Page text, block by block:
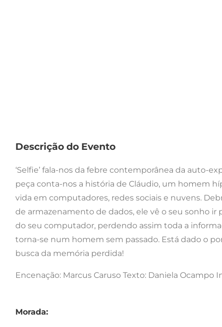
Descrição do Evento
‘Selfie’ fala-nos da febre contemporânea da auto-
peça conta-nos a história de Cláudio, um homem
vida em computadores, redes sociais e nuvens.
de armazenamento de dados, ele vê o seu sonho
do seu computador, perdendo assim toda a
torna-se num homem sem passado. Está dado o
busca da memória perdida!
Encenação: Marcus Caruso Texto: Daniela Ocampo
Morada: